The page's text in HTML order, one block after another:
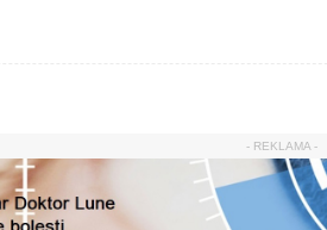
- REKLAMA -